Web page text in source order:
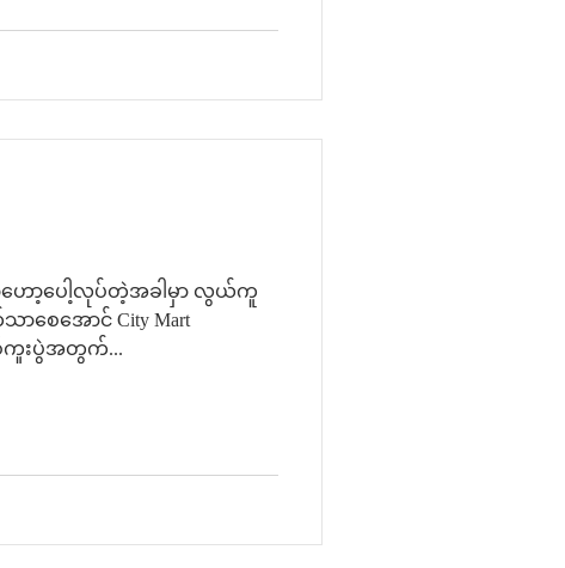
ဟော့ပေါ့လုပ်တဲ့အခါမှာ လွယ်ကူ
ာစေအောင် City Mart
စ်ကူးပွဲအတွက်...